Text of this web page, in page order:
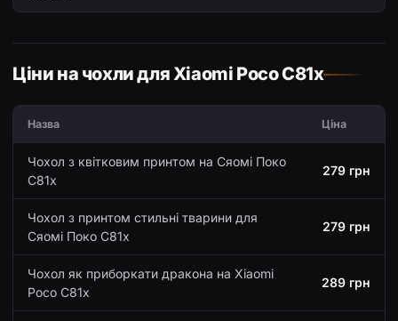
Ціни на чохли для Xiaomi Poco C81x
Назва Ціна
Чохол з квітковим принтом на Сяомі Поко
С81х
279 грн
Чохол з принтом стильні тварини для
Сяомі Поко С81х
279 грн
Чохол як приборкати дракона на Xiaomi
Poco C81x
289 грн